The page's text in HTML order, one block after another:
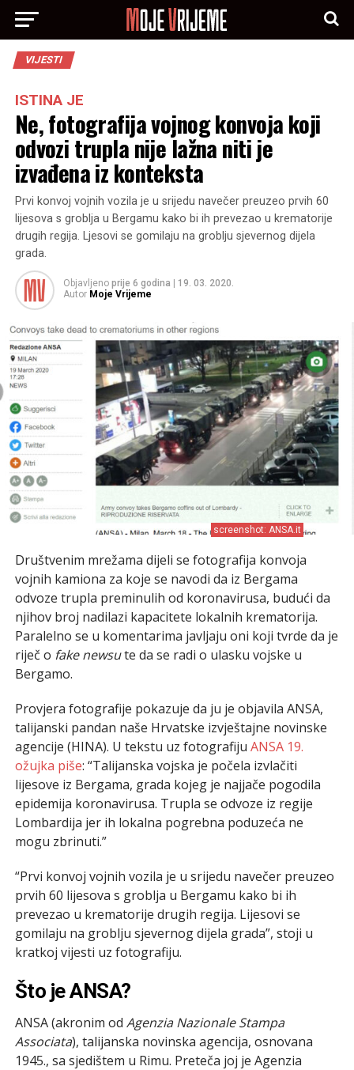
VIJESTI
ISTINA JE
Ne, fotografija vojnog konvoja koji
odvozi trupla nije lažna niti je
izvađena iz konteksta
Prvi konvoj vojnih vozila je u srijedu navečer preuzeo prvih 60
lijesova s groblja u Bergamu kako bi ih prevezao u krematorije
drugih regija. Ljesovi se gomilaju na groblju sjevernog dijela
grada.
Objavljeno prije 6 godina
19. 03. 2020.
Autor Moje Vrijeme
screenshot: ANSA.it
Društvenim mrežama dijeli se fotografija konvoja
vojnih kamiona za koje se navodi da iz Bergama
odvoze trupla preminulih od koronavirusa, budući da
njihov broj nadilazi kapacitete lokalnih krematorija.
Paralelno se u komentarima javljaju oni koji tvrde da je
riječ o fake newsute da se radi o ulasku vojske u
Bergamo.
Provjera fotografije pokazuje da ju je objavila ANSA,
talijanski pandan naše Hrvatske izvještajne novinske
agencije (HINA). U tekstu uz fotografiju ANSA 19.
ožujka piše: “Talijanska vojska je počela izvlačiti
lijesove iz Bergama, grada kojeg je najjače pogodila
epidemija koronavirusa. Trupla se odvoze iz regije
Lombardija jer ih lokalna pogrebna poduzeća ne
mogu zbrinuti.”
“Prvi konvoj vojnih vozila je u srijedu navečer preuzeo
prvih 60 lijesova s groblja u Bergamu kako bi ih
prevezao u krematorije drugih regija. Lijesovi se
gomilaju na groblju sjevernog dijela grada”, stoji u
kratkoj vijesti uz fotografiju.
Što je ANSA?
ANSA (akronim od Agenzia Nazionale Stampa
Associata), talijanska novinska agencija, osnovana
1945., sa sjedištem u Rimu. Preteča joj je Agenzia